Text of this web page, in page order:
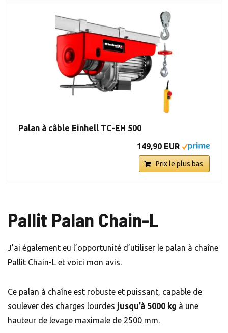
Palan à câble Einhell TC-EH 500
149,90 EUR
Prix le plus bas
Pallit Palan Chain-L
J’ai également eu l’opportunité d’utiliser le palan à chaîne
Pallit Chain-L et voici mon avis.
Ce palan à chaîne est robuste et puissant, capable de
soulever des charges lourdes jusqu’à 5000 kg à une
hauteur de levage maximale de 2500 mm.